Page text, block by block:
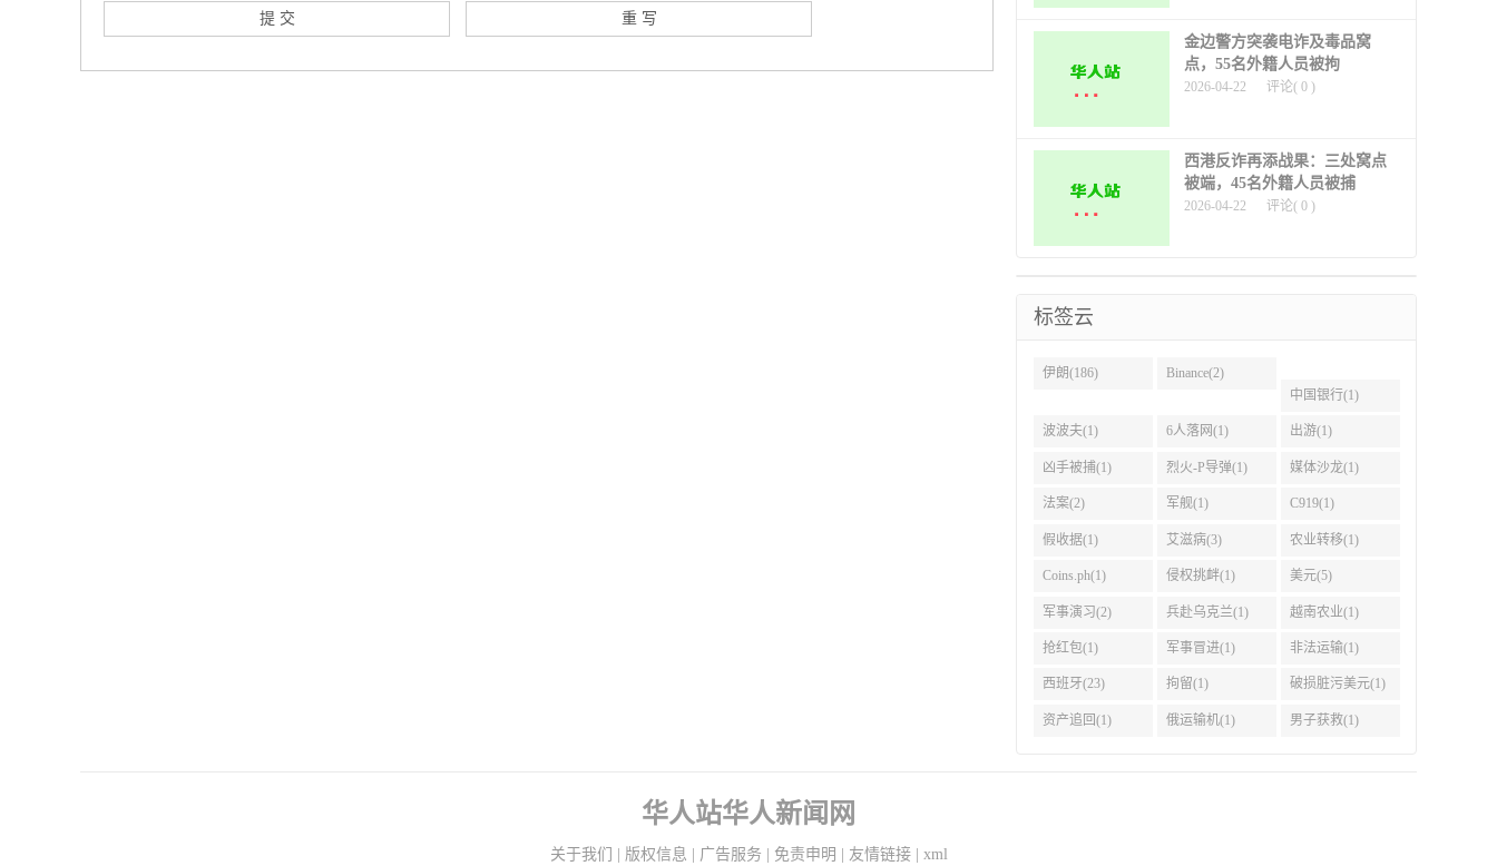
金边警方突袭电诈及毒品窝
点，55名外籍人员被拘
2026-04-22 评论( 0 )
西港反诈再添战果：三处窝点
被端，45名外籍人员被捕
2026-04-22 评论( 0 )
标签云
伊朗(186)
Binance(2)
中国银行(1)
波波夫(1) 6人落网(1) 出游(1)
凶手被捕(1) 烈火-P导弹(1) 媒体沙龙(1)
法案(2) 军舰(1) C919(1)
假收据(1) 艾滋病(3) 农业转移(1)
Coins.ph(1) 侵权挑衅(1) 美元(5)
军事演习(2) 兵赴乌克兰(1) 越南农业(1)
抢红包(1) 军事冒进(1) 非法运输(1)
西班牙(23) 拘留(1) 破损脏污美元(1)
资产追回(1) 俄运输机(1) 男子获救(1)
华人站华人新闻网
关于我们 版权信息 广告服务 免责申明 友情链接| xml